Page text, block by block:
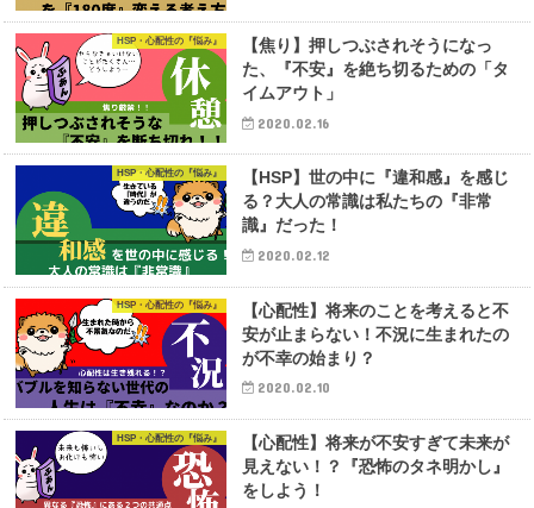
HSP・心配性の『悩み』
【焦り】押しつぶされそうになっ
た、『不安』を絶ち切るための「タ
イムアウト」
2020.02.16
HSP・心配性の『悩み』
【HSP】世の中に『違和感』を感じ
る？大人の常識は私たちの『非常
識』だった！
2020.02.12
HSP・心配性の『悩み』
【心配性】将来のことを考えると不
安が止まらない！不況に生まれたの
が不幸の始まり？
2020.02.10
HSP・心配性の『悩み』
【心配性】将来が不安すぎて未来が
見えない！？『恐怖のタネ明かし』
をしよう！